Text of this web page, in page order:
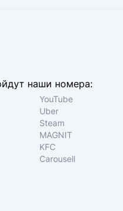
наши номера:
YouTube
Uber
Steam
MAGNIT
KFC
Carousell